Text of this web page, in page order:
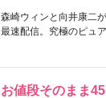
森崎ウィンと向井康二
最速配信。究極のピュア
お値段そのまま